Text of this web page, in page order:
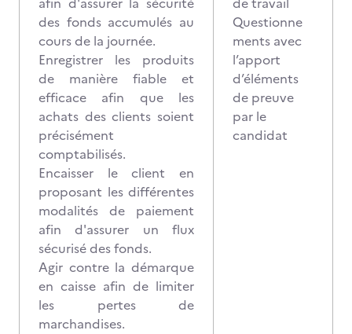
des fonds accumulés au
cours de la journée.
Enregistrer les produits
de manière fiable et
efficace afin que les
achats des clients soient
précisément
comptabilisés.
Encaisser le client en
proposant les différentes
modalités de paiement
afin d'assurer un flux
sécurisé des fonds.
Agir contre la démarque
en caisse afin de limiter
les pertes de
marchandises.
Questionne
ments avec
l’apport
d’éléments
de preuve
par le
candidat